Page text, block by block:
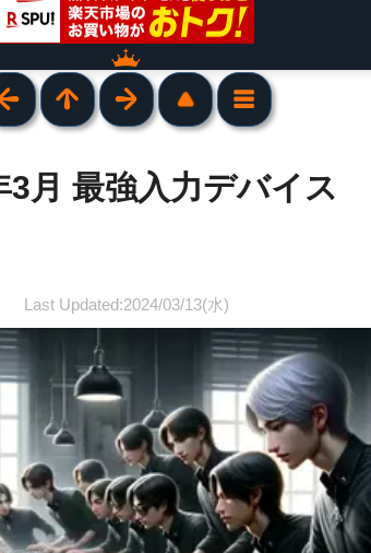
3月 最強入力デバイス
Last Updated:2024/03/13(水)